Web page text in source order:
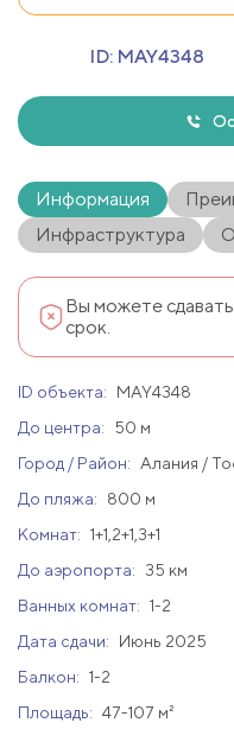
ID: MAY4348
Информация
Инфраструктура
Вы можете
срок.
ID объекта:
MAY4348
До центра:
50 м
Город / Район:
Алания /
До пляжа:
800 м
Комнат: 1+1,2+1,3+1
До аэропорта:
35 км
Ванных комнат: 1-2
Дата сдачи:
Июнь 2025
Балкон: 1-2
Площадь: 47-107 м²